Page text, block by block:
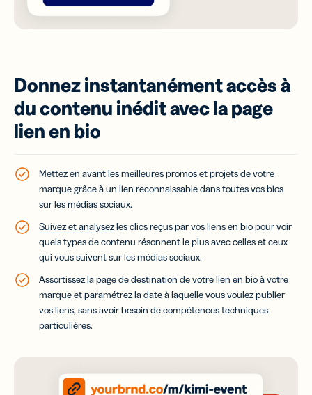
Donnez instantanément accès à
du contenu inédit avec la page
lien en bio
Mettez en avant les meilleures promos et projets de votre
marque grâce à un lien reconnaissable dans toutes vos bios
sur les médias sociaux.
Suivez et analysezles clics reçus par vos liens en bio pour voir
quels types de contenu résonnent le plus avec celles et ceux
qui vous suivent sur les médias sociaux.
Assortissez lapage de destination de votre lien en bioà votre
marque et paramétrez la date à laquelle vous voulez publier
vos liens, sans avoir besoin de compétences techniques
particulières.